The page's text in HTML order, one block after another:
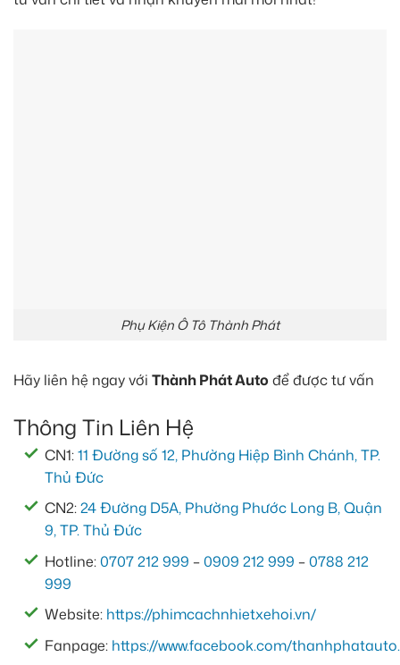
Phụ Kiện Ô Tô Thành Phát
Hãy liên hệ ngay với Thành Phát Auto để được tư vấn
Thông Tin Liên Hệ
CN1:11 Đường số 12, Phường Hiệp Bình Chánh, TP.
Thủ Đức
CN2:24 Đường D5A, Phường Phước Long B, Quận
9, TP. Thủ Đức
Hotline:0707 212 999 –0909 212 999 –0788 212
999
Website: https://phimcachnhietxehoi.vn/
Fanpage: https://www.facebook.com/